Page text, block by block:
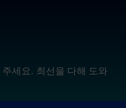
세요. 최선을 다해 도와